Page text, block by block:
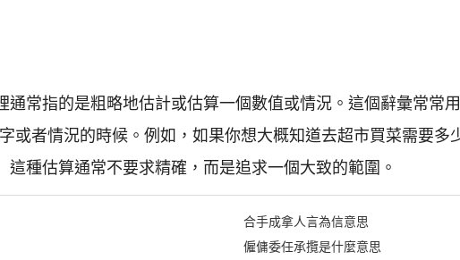
通常指的是粗略地估計或估算一個數值或情況。這個辭彙常常
或者情況的時候。例如，如果你想大概知道去超市買菜需要多
這種估算通常不要求精確，而是追求一個大致的範圍。
合手成拿人言為信意思
僱傭委任承攬是什麼意思